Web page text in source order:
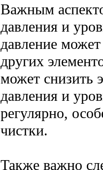
Важным
давления и
давление
других
может снизить
давления и
регулярно,
чистки.
Также важно